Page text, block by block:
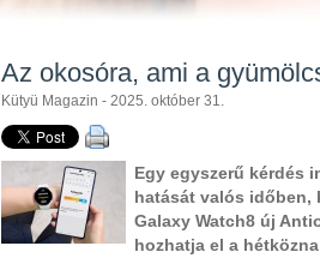
Az okosóra, ami a
Kütyü Magazin - 2025. október 31.
Egy egyszerű kérdés
hatását valós időben,
Galaxy Watch8 új
hozhatja el a